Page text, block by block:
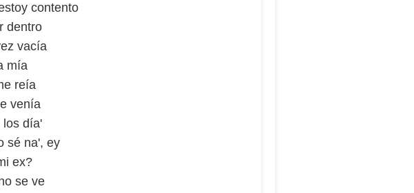
contento
dentro
vacía
mía
reía
venía
los día'
sé na', ey
ex?
se ve